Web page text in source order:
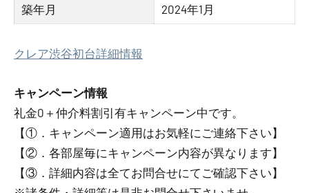
築年月 2024年1月
クレア渋谷初台詳細情報
キャンペーン情報
礼金0 ＋ 仲介料割引有キャンペーン中です。
【①．キャンペーン適用はお気軽にご連絡下さい】
【②．各部屋毎にキャンペーン内容が異なります】
【③．詳細内容は全てお問合せにてご確認下さい】